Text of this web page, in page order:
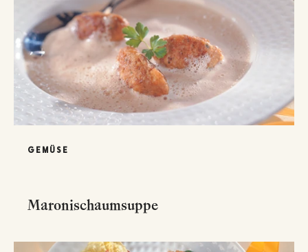
GEMÜSE
Maronischaumsuppe